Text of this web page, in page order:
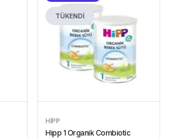
TÜKENDİ
HIPP
Hipp 1 Organik Combiotic